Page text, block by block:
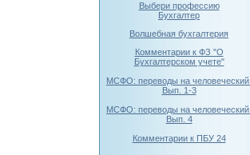
Выбери профессию
Бухгалтер
Волшебная бухгалтерия
Комментарии к ФЗ "О
Бухгалтерском учете"
МСФО: переводы на человеческий.
Вып. 1-3
МСФО: переводы на человеческий.
Вып. 4
Комментарии к ПБУ 24